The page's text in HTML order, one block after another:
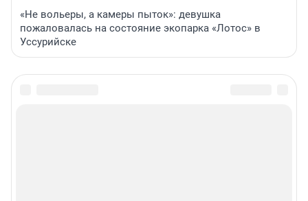
«Не вольеры, а камеры пыток»: девушка
пожаловалась на состояние экопарка «Лотос» в
Уссурийске